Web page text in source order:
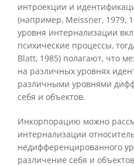
интроекции и
(например, Meissner, 1979,
уровня интернализации
психические процессы,
Blatt, 1985) полагают, что
на различных уровнях
различными уровнями
себя и объектов.
Инкорпорацию можно
интернализации
недифференцированного
различение себя и